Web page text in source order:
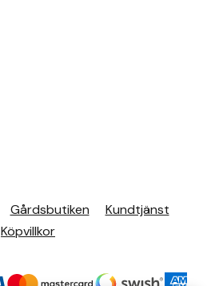
Gårdsbutiken
Kundtjänst
Köpvillkor